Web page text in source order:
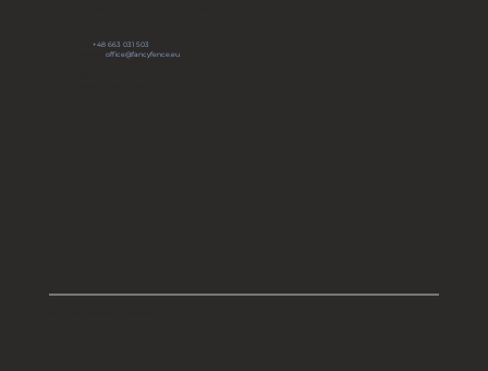
tel:+48 663 031 503
e-mail:office@fancyfence.eu